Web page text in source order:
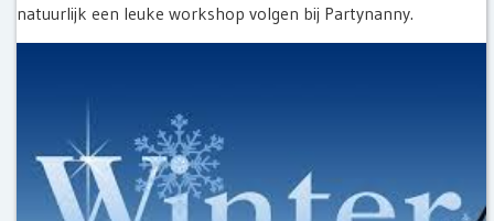
natuurlijk een leuke workshop volgen bij Partynanny.